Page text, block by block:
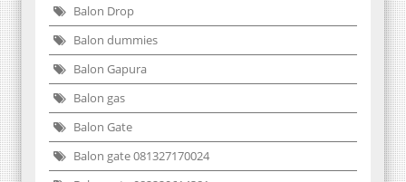
Balon Drop
Balon dummies
Balon Gapura
Balon gas
Balon Gate
Balon gate 081327170024